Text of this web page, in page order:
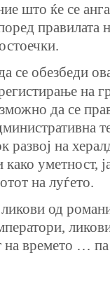
што ќе се
правилата
се обезбеди
на
да се
развој на
уметност,
на луѓето.
од
на времето …